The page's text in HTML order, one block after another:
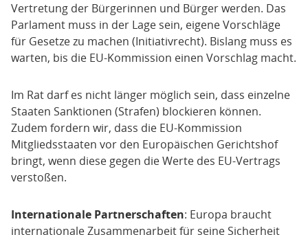
Vertretung der Bürgerinnen und Bürger werden. Das
Parlament muss in der Lage sein, eigene Vorschläge
für Gesetze zu machen (Initiativrecht). Bislang muss es
warten, bis die EU-Kommission einen Vorschlag macht.
Im Rat darf es nicht länger möglich sein, dass einzelne
Staaten Sanktionen (Strafen) blockieren können.
Zudem fordern wir, dass die EU-Kommission
Mitgliedsstaaten vor den Europäischen Gerichtshof
bringt, wenn diese gegen die Werte des EU-Vertrags
verstoßen.
Internationale Partnerschaften: Europa braucht
internationale Zusammenarbeit für seine Sicherheit